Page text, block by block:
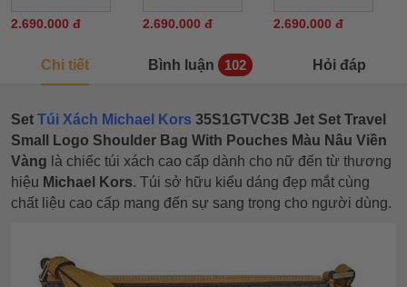
2.690.000 đ 2.690.000 đ 2.690.000 đ
Chi tiết Bình luận 102 Hỏi đáp
Set Túi Xách Michael Kors 35S1GTVC3B Jet Set Travel
Small Logo Shoulder Bag With Pouches Màu Nâu Viền
Vàng là chiếc túi xách cao cấp dành cho nữ đến từ thương
hiệu Michael Kors. Túi sở hữu kiểu dáng đẹp mắt cùng
chất liệu cao cấp mang đến sự sang trọng cho người dùng.